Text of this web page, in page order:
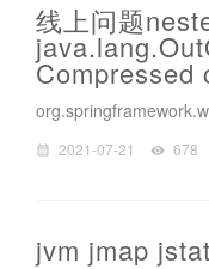
线上问题
Compressed
2021-07-21 678
jvm jmap